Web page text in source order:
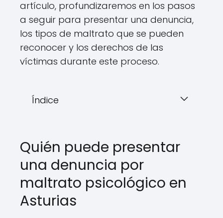
artículo, profundizaremos en los pasos
a seguir para presentar una denuncia,
los tipos de maltrato que se pueden
reconocer y los derechos de las
víctimas durante este proceso.
Índice
Quién puede presentar
una denuncia por
maltrato psicológico en
Asturias